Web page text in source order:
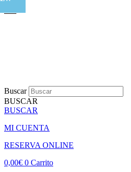
Buscar
BUSCAR
BUSCAR
MI CUENTA
RESERVA ONLINE
0,00€ 0 Carrito